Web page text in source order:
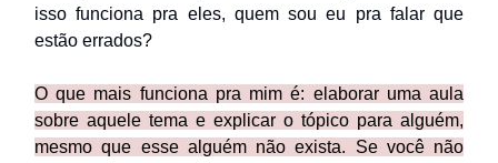
isso funciona pra eles, quem sou eu pra falar que
estão errados?
O que mais funciona pra mim é: elaborar uma aula
sobre aquele tema e explicar o tópico para alguém,
mesmo que esse alguém não exista. Se você não